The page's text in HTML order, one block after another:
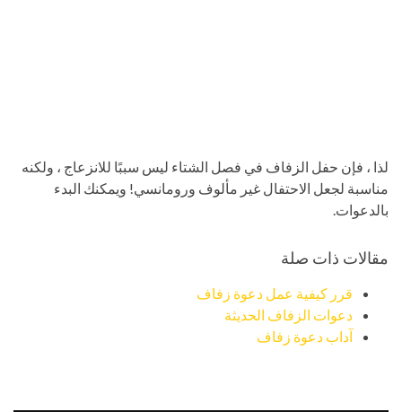
لذا ، فإن حفل الزفاف في فصل الشتاء ليس سببًا للانزعاج ، ولكنه
مناسبة لجعل الاحتفال غير مألوف ورومانسي! ويمكنك البدء
بالدعوات.
مقالات ذات صلة
قرر كيفية عمل دعوة زفاف
دعوات الزفاف الحديثة
آداب دعوة زفاف